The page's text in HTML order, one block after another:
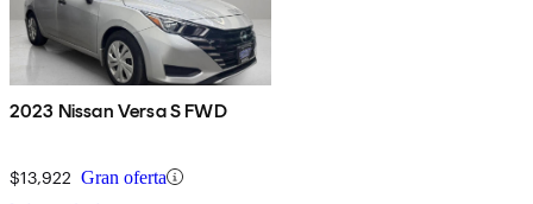
2023 Nissan Versa S FWD
$13,922 Gran oferta